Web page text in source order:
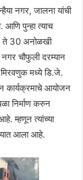
नगर, जालना यांची
आणि पुन्हा त्याच
ते 30 अनोळखी
चौफुली दरम्यान
मिरवणुक मध्ये डि.जे.
कार्यक्रमाचे आयोजन
निर्माण करुन
म्हणून त्यांच्या
आला आहे.